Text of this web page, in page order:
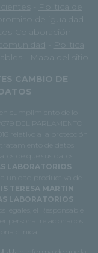
Política de
de igualdad
Colaboración
Política
Mapa del sitio
CAMBIO DE
cumplimiento de lo
DEL PARLAMENTO
relativo a la protección
de datos
de que sus datos
LABORATORIOS
unidad productiva de
TERESA MARTIN
LABORATORIOS
legales, el Responsable
personal relacionados
clínica.